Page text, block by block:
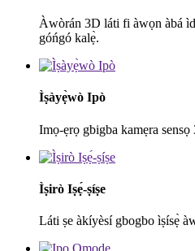
Àwòrán 3D láti fi àwọn àbá
góńgó kalẹ̀.
Ìṣàyẹ̀wò Ipò
Imọ-ẹrọ gbigba kamẹra sensọ
Ìṣirò Iṣẹ́-ṣíṣe
Láti ṣe àkíyèsí gbogbo ìṣísẹ̀